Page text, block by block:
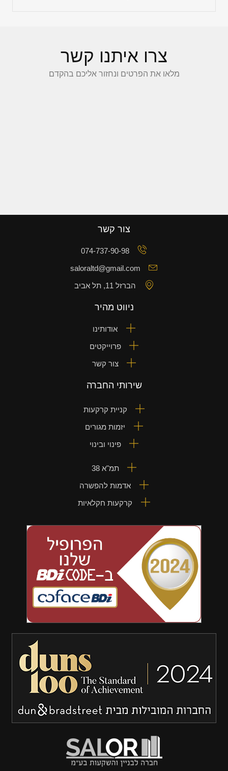
צרו איתנו קשר
מלאו את הפרטים ונחזור אליכם בהקדם
צור קשר
074-737-90-98
saloraltd@gmail.com
הברזל 11, תל אביב
ניווט מהיר
אודותינו
פרוייקטים
צור קשר
שירותי החברה
קניית קרקעות
יזמות מגורים
פינוי ובינוי
תמ"א 38
אדמות להפשרה
קרקעות חקלאיות